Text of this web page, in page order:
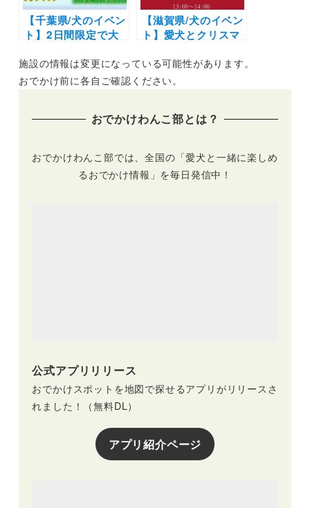
【千葉県/犬のイベン
ト】2日間限定で大
ンに！タイムアタッ
クレースも♪「ドッ
葉県立幕張海浜公
（事前申込制）
【滋賀県/犬のイベン
ト】愛犬とクリスマ
う | 「びわ湖わんに
ゃんマルシェ草津」
factory）12/22開催
施設の情報は変更になっている可能性があります。
おでかけ前に各自ご確認ください。
おでかけわんこ部とは？
おでかけわんこ部では、全国の「愛犬と一緒に楽しめ
るおでかけ情報」を毎日発信中！
公式アプリリリース
おでかけスポットを地図で探せるアプリがリリースさ
れました！（無料DL）
アプリ紹介ページ